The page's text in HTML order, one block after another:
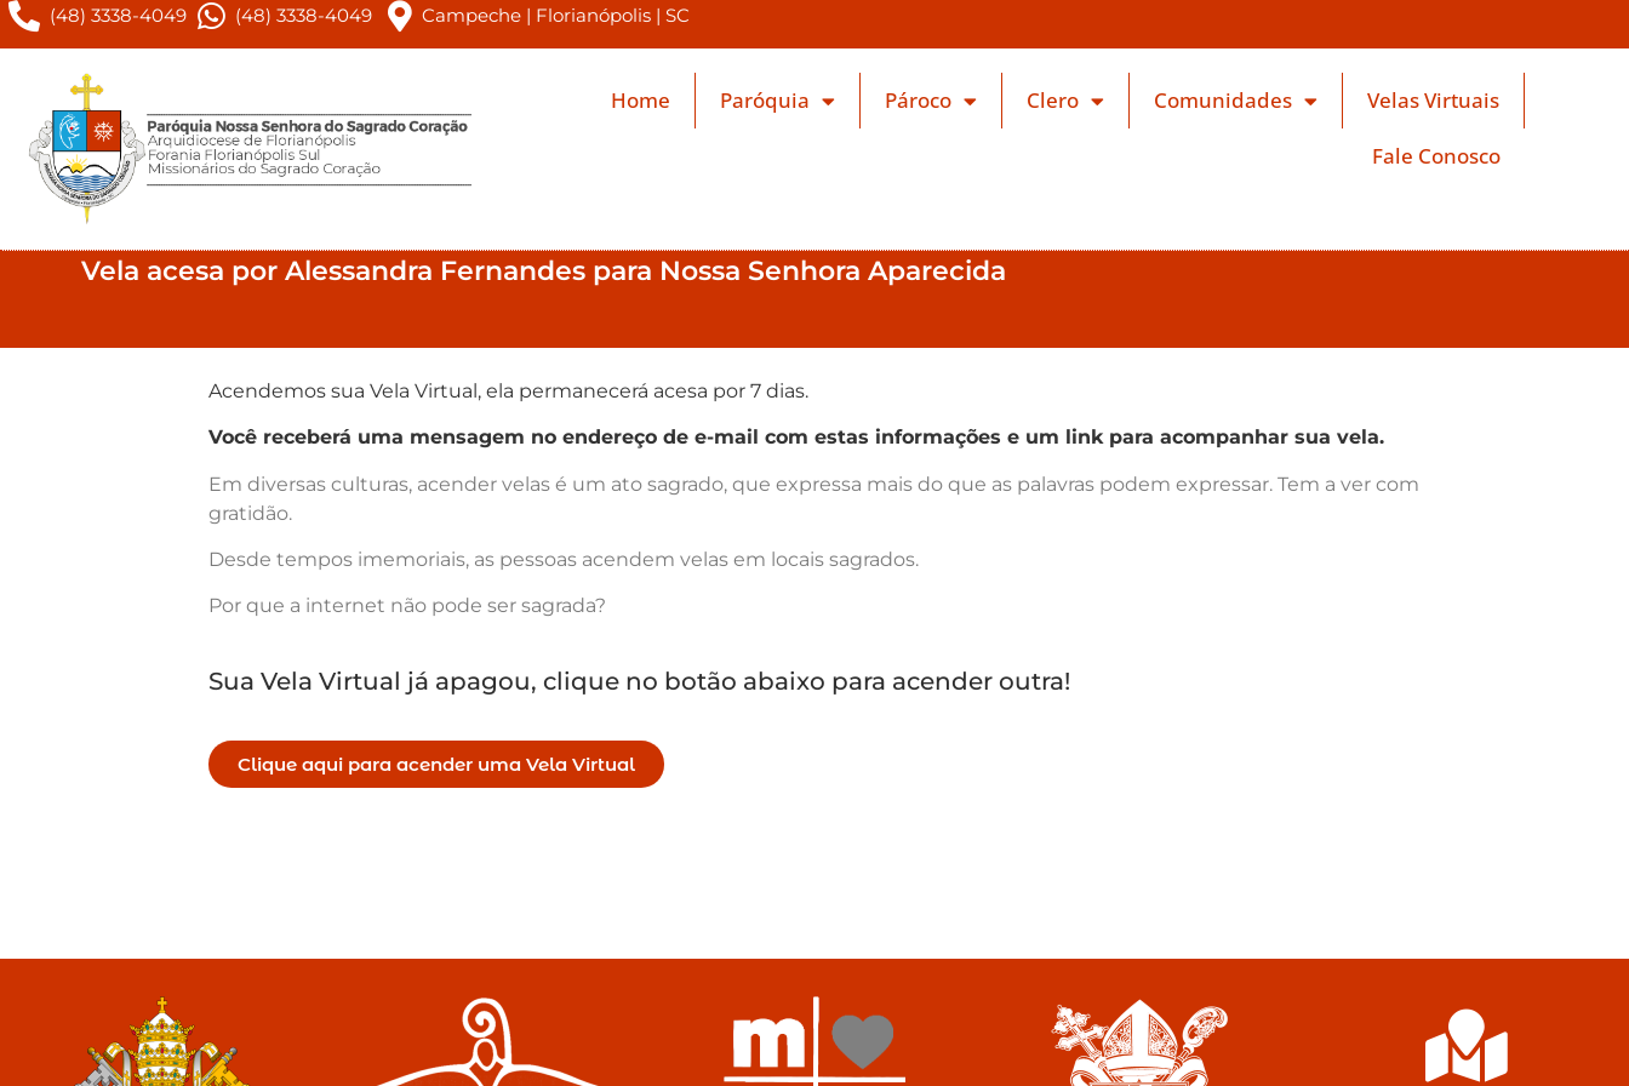
(48) 3338-4049 (48) 3338-4049 Campeche | Florianópolis | SC
Home Paróquia Pároco Clero Comunidades
Velas Virtuais
Fale Conosco
Vela acesa por Alessandra Fernandes para Nossa Senhora Aparecida
Acendemos sua Vela Virtual, ela permanecerá acesa por 7 dias.
Você receberá uma mensagem no endereço de e-mail com estas informações e um link para acompanhar sua vela.
Em diversas culturas, acender velas é um ato sagrado, que expressa mais do que as palavras podem expressar. Tem a ver com
gratidão.
Desde tempos imemoriais, as pessoas acendem velas em locais sagrados.
Por que a internet não pode ser sagrada?
Sua Vela Virtual já apagou, clique no botão abaixo para acender outra!
Clique aqui para acender uma Vela Virtual